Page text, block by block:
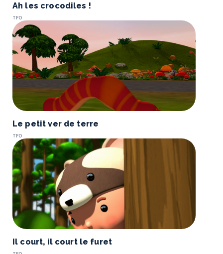
Ah les crocodiles !
TFO
Le petit ver de terre
TFO
Il court, il court le furet